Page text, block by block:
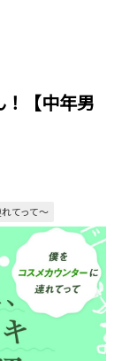
【中年男
てって～